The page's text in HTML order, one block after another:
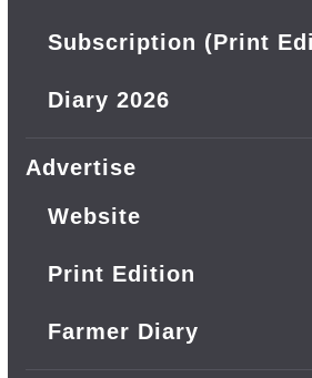
Subscription (Print
Diary 2026
Advertise
Website
Print Edition
Farmer Diary